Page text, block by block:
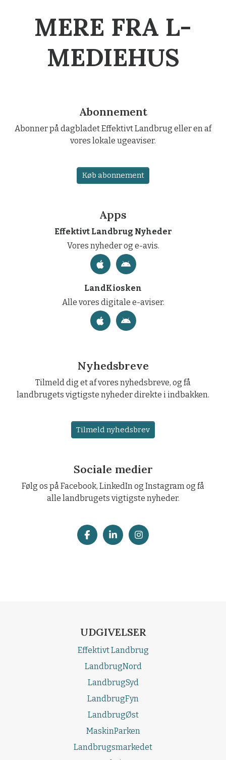
MERE FRA L-
MEDIEHUS
Abonnement
Abonner på dagbladet Effektivt Landbrug eller en af
vores lokale ugeaviser.
Køb abonnement
Apps
Effektivt Landbrug Nyheder
Vores nyheder og e-avis.
LandKiosken
Alle vores digitale e-aviser.
Nyhedsbreve
Tilmeld dig et af vores nyhedsbreve, og få
landbrugets vigtigste nyheder direkte i indbakken.
Tilmeld nyhedsbrev
Sociale medier
Følg os på Facebook, LinkedIn og Instagram og få
alle landbrugets vigtigste nyheder.
UDGIVELSER
Effektivt Landbrug
LandbrugNord
LandbrugSyd
LandbrugFyn
LandbrugØst
MaskinParken
Landbrugsmarkedet